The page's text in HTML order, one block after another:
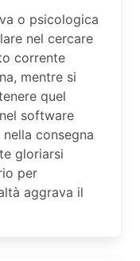
o psicologica
nel cercare
corrente
mentre si
quel
software
consegna
gloriarsi
per
aggrava il